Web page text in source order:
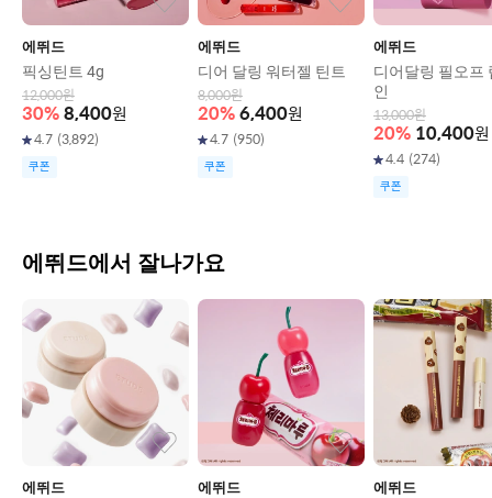
에뛰드
픽싱틴트 4g
12,000원
30% 8,400원
4.7 (3,892)
쿠폰
에뛰드
디어 달링 워터젤 틴트
8,000원
20% 6,400원
4.7 (950)
쿠폰
에뛰드
디어달링 필오프
인
13,000원
20% 10,400원
4.4 (274)
쿠폰
에뛰드에서 잘나가요
에뛰드 에뛰드 에뛰드